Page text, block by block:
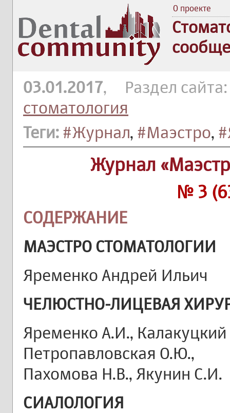
О проекте
03.01.2017, Раздел
стоматология
Теги: #Журнал, #Маэстро,
Журнал
№ 3
СОДЕРЖАНИЕ
МАЭСТРО СТОМАТОЛОГИИ
Яременко Андрей Ильич
ЧЕЛЮСТНО-ЛИЦЕВАЯ
Яременко А.И., Калакуцкий
Петропавловская О.Ю.,
Пахомова Н.В., Якунин С.И.
СИАЛОЛОГИЯ